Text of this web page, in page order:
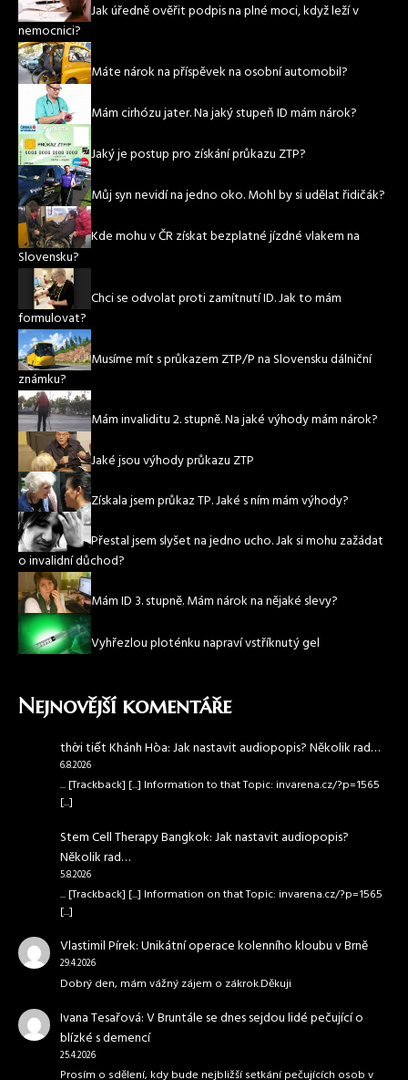
Jak úředně ověřit podpis na plné moci, když leží v
nemocnici?
Máte nárok na příspěvek na osobní automobil?
Mám cirhózu jater. Na jaký stupeň ID mám nárok?
Jaký je postup pro získání průkazu ZTP?
Můj syn nevidí na jedno oko. Mohl by si udělat řidičák?
Kde mohu v ČR získat bezplatné jízdné vlakem na
Slovensku?
Chci se odvolat proti zamítnutí ID. Jak to mám
formulovat?
Musíme mít s průkazem ZTP/P na Slovensku dálniční
známku?
Mám invaliditu 2. stupně. Na jaké výhody mám nárok?
Jaké jsou výhody průkazu ZTP
Získala jsem průkaz TP. Jaké s ním mám výhody?
Přestal jsem slyšet na jedno ucho. Jak si mohu zažádat
o invalidní důchod?
Mám ID 3. stupně. Mám nárok na nějaké slevy?
Vyhřezlou ploténku napraví vstříknutý gel
Nejnovější komentáře
thời tiết Khánh Hòa:Jak nastavit audiopopis? Několik rad…
6.8.2026
... [Trackback] [...] Information to that Topic: invarena.cz/?p=1565
[...]
Stem Cell Therapy Bangkok:Jak nastavit audiopopis?
Několik rad…
5.8.2026
... [Trackback] [...] Information on that Topic: invarena.cz/?p=1565
[...]
Vlastimil Pírek:Unikátní operace kolenního kloubu v Brně
29.4.2026
Dobrý den, mám vážný zájem o zákrok.Děkuji
Ivana Tesařová:V Bruntále se dnes sejdou lidé pečující o
blízké s demencí
25.4.2026
Prosím o sdělení, kdy bude nejbližší setkání pečujících osob v